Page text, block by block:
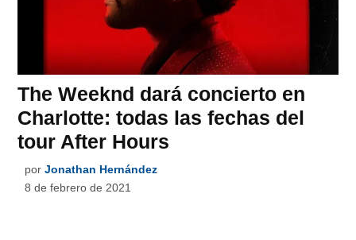
The Weeknd dará concierto en
Charlotte: todas las fechas del
tour After Hours
por Jonathan Hernández
8 de febrero de 2021